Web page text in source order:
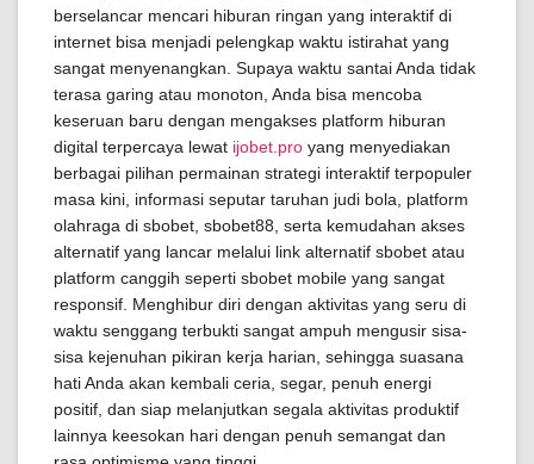
berselancar mencari hiburan ringan yang interaktif di
internet bisa menjadi pelengkap waktu istirahat yang
sangat menyenangkan. Supaya waktu santai Anda tidak
terasa garing atau monoton, Anda bisa mencoba
keseruan baru dengan mengakses platform hiburan
digital terpercaya lewat ijobet.pro yang menyediakan
berbagai pilihan permainan strategi interaktif terpopuler
masa kini, informasi seputar taruhan judi bola, platform
olahraga di sbobet, sbobet88, serta kemudahan akses
alternatif yang lancar melalui link alternatif sbobet atau
platform canggih seperti sbobet mobile yang sangat
responsif. Menghibur diri dengan aktivitas yang seru di
waktu senggang terbukti sangat ampuh mengusir sisa-
sisa kejenuhan pikiran kerja harian, sehingga suasana
hati Anda akan kembali ceria, segar, penuh energi
positif, dan siap melanjutkan segala aktivitas produktif
lainnya keesokan hari dengan penuh semangat dan